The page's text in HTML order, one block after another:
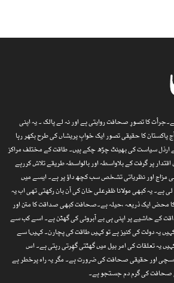
کا تصورِ صحافت روایتی ہے اور نہ لے پالک ۔ یہ اپنی
پاکستان کا حقیقی تصور ایک خوابِ پریشاں کی طرح بکھر رہا
ارذل سیاست کی بھینٹ چڑھ چکے ہیں۔ طاقت کے مختلف مراکز
پر گرفت کے بلاواسطہ اور بالواسطہ طریقے تلاش کررہے
مزاج اور نظریاتی تشخص سب کچھ داؤ پر ہے۔ ایسے میں
یہ کبھی مولانا ظفرعلی خان کی آن بان رکھتی تھی اب یہ
محض ایک ذریعہ ،حیلہ ہے۔صحافت کبھی صداقت کا متن اور
کے حاشیے پر اپنی ہی بے آبروئی کی گھٹن ہے۔ اسے کب سے
یہ دولت کی کنیز ہے تو کہیں طاقت کی پچارن۔ کہیںا سے
یہ تعلقات کی امر بیل میں گھٹتی گھِرتی رہتی ہے۔ اس
اور حقیقی صحافت کی ضرورت ہے۔ مگر یہ راہ پرخطر ہے
صحافت کی گرم دم جستجو ہے۔